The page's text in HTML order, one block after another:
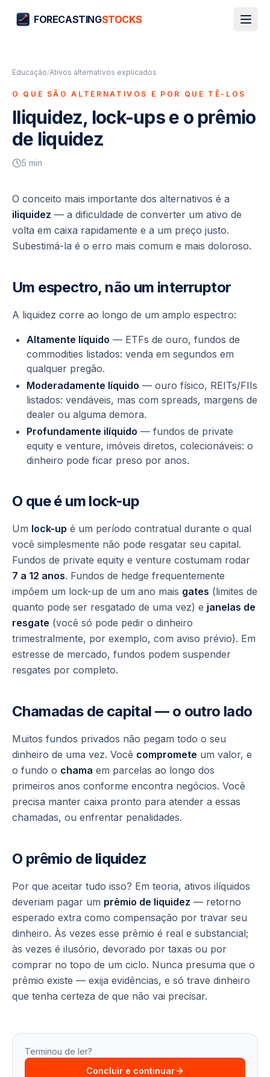
FORECASTINGSTOCKS
Educação/Ativos alternativos explicados
O QUE SÃO ALTERNATIVOS E POR QUE TÊ-LOS
Iliquidez, lock-ups e o prêmio
de liquidez
5 min
O conceito mais importante dos alternativos é a
iliquidez — a dificuldade de converter um ativo de
volta em caixa rapidamente e a um preço justo.
Subestimá-la é o erro mais comum e mais doloroso.
Um espectro, não um interruptor
A liquidez corre ao longo de um amplo espectro:
Altamente líquido — ETFs de ouro, fundos de
commodities listados: venda em segundos em
qualquer pregão.
Moderadamente líquido — ouro físico, REITs/FIIs
listados: vendáveis, mas com spreads, margens de
dealer ou alguma demora.
Profundamente ilíquido — fundos de private
equity e venture, imóveis diretos, colecionáveis: o
dinheiro pode ficar preso por anos.
O que é um lock-up
Um lock-up é um período contratual durante o qual
você simplesmente não pode resgatar seu capital.
Fundos de private equity e venture costumam rodar
7 a 12 anos. Fundos de hedge frequentemente
impõem um lock-up de um ano mais gates (limites de
quanto pode ser resgatado de uma vez) e janelas de
resgate (você só pode pedir o dinheiro
trimestralmente, por exemplo, com aviso prévio). Em
estresse de mercado, fundos podem suspender
resgates por completo.
Chamadas de capital — o outro lado
Muitos fundos privados não pegam todo o seu
dinheiro de uma vez. Você compromete um valor, e
o fundo o chama em parcelas ao longo dos
primeiros anos conforme encontra negócios. Você
precisa manter caixa pronto para atender a essas
chamadas, ou enfrentar penalidades.
O prêmio de liquidez
Por que aceitar tudo isso? Em teoria, ativos ilíquidos
deveriam pagar um prêmio de liquidez — retorno
esperado extra como compensação por travar seu
dinheiro. Às vezes esse prêmio é real e substancial;
às vezes é ilusório, devorado por taxas ou por
comprar no topo de um ciclo. Nunca presuma que o
prêmio existe — exija evidências, e só trave dinheiro
que tenha certeza de que não vai precisar.
Terminou de ler?
Concluir e continuar